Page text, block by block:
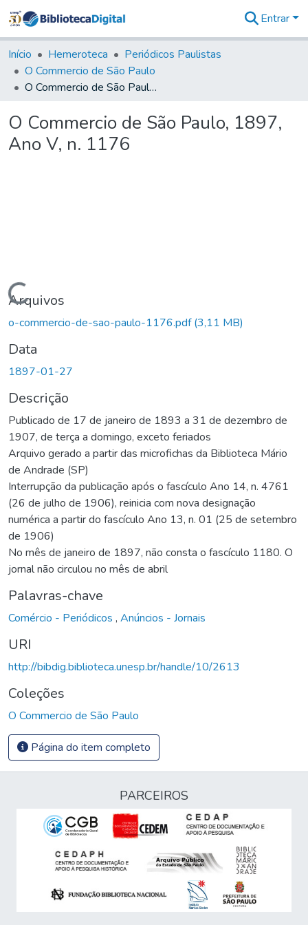
&
Coleções
Tudo na
Biblioteca
Estatísticas
Entrar
Início Hemeroteca
Periódicos Paulistas
O Commercio de São Paulo
O Commercio de São Paulo, 1897, Ano V, n. 1176
O Commercio de São Paulo, 1897,
Ano V, n. 1176
Carregando...
Arquivos
o-commercio-de-sao-paulo-1176.pdf(3,11 MB)
Data
1897-01-27
Descrição
Publicado de 17 de janeiro de 1893 a 31 de dezembro de
1907, de terça a domingo, exceto feriados
Arquivo gerado a partir das microfichas da Biblioteca Mário
de Andrade (SP)
Interrupção da publicação após o fascículo Ano 14, n. 4761
(26 de julho de 1906), reinicia com nova designação
numérica a partir do fascículo Ano 13, n. 01 (25 de setembro
de 1906)
No mês de janeiro de 1897, não consta o fascículo 1180. O
jornal não circulou no mês de abril
Palavras-chave
Comércio - Periódicos , Anúncios - Jornais
URI
http://bibdig.biblioteca.unesp.br/handle/10/2613
Coleções
O Commercio de São Paulo
Página do item completo
PARCEIROS